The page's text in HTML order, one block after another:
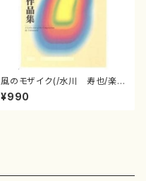
風のモザイク(/水川 寿也/楽
譜）
¥990